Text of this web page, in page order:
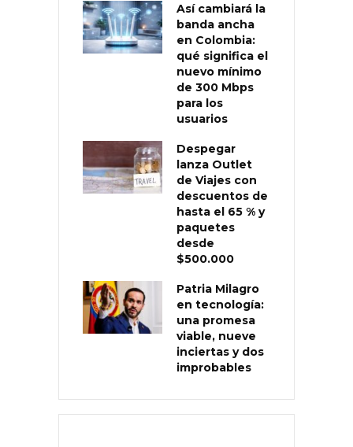
Así cambiará la
banda ancha
en Colombia:
qué significa el
nuevo mínimo
de 300 Mbps
para los
usuarios
Despegar
lanza Outlet
de Viajes con
descuentos de
hasta el 65 % y
paquetes
desde
$500.000
Patria Milagro
en tecnología:
una promesa
viable, nueve
inciertas y dos
improbables